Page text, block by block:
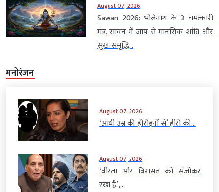
August 07, 2026
Sawan 2026: भोलेनाथ के 3 चमत्कारी
मंत्र, सावन में जाप से मानसिक शांति और
सुख-समृद्धि...
मनोरंजन
August 07, 2026
‘आधी उम्र की हीरोइनों से’ हीरो की...
August 07, 2026
‘वीरता और विरासत को संजोकर
रखा है’,...